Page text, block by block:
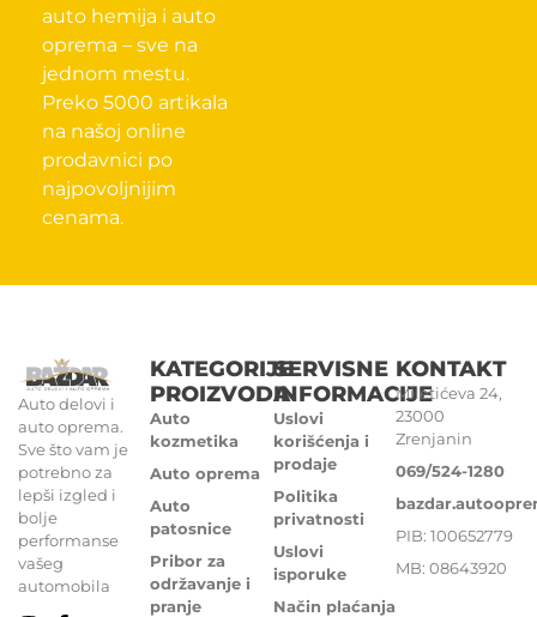
auto hemija i auto
oprema – sve na
jednom mestu.
Preko 5000 artikala
na našoj online
prodavnici po
najpovoljnijim
cenama.
Auto delovi i
auto oprema.
Sve što vam je
potrebno za
lepši izgled i
bolje
performanse
vašeg
automobila
KATEGORIJE
PROIZVODA
Auto
kozmetika
Auto oprema
Auto
patosnice
Pribor za
održavanje i
pranje
SERVISNE
INFORMACIJE
Uslovi
korišćenja i
prodaje
Politika
privatnosti
Uslovi
isporuke
Način plaćanja
KONTAKT
Miletićeva 24,
23000
Zrenjanin
069/524-1280
PIB: 100652779
MB: 08643920